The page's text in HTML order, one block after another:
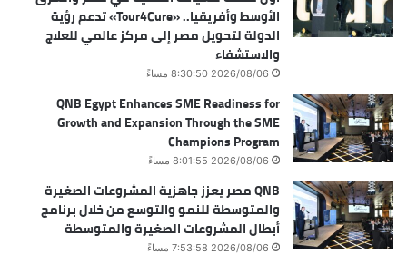
الأوسط وأفريقيا.. «Tour4Cure» تدعم رؤية
الدولة لتحويل مصر إلى مركز عالمي للعلاج
والاستشفاء
2026/08/06 8:30:50 مساءً
QNB Egypt Enhances SME Readiness for
Growth and Expansion Through the SME
Champions Program
2026/08/06 8:01:55 مساءً
QNB مصر يعزز جاهزية المشروعات الصغيرة
والمتوسطة للنمو والتوسع من خلال برنامج
أبطال المشروعات الصغيرة والمتوسطة
2026/08/06 7:53:58 مساءً